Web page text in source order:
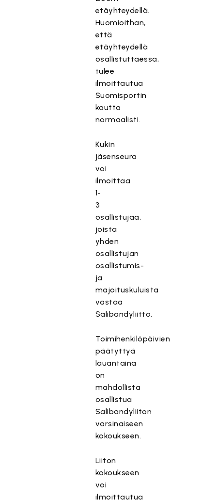
etäyhteydellä.
Huomioithan,
että
etäyhteydellä
osallistuttaessa,
tulee
ilmoittautua
Suomisportin
kautta
normaalisti.
Kukin
jäsenseura
voi
ilmoittaa
1-
3
osallistujaa,
joista
yhden
osallistujan
osallistumis-
ja
majoituskuluista
vastaa
Salibandyliitto.
Toimihenkilöpäivien
päätyttyä
lauantaina
on
mahdollista
osallistua
Salibandyliiton
varsinaiseen
kokoukseen.
Liiton
kokoukseen
voi
ilmoittautua